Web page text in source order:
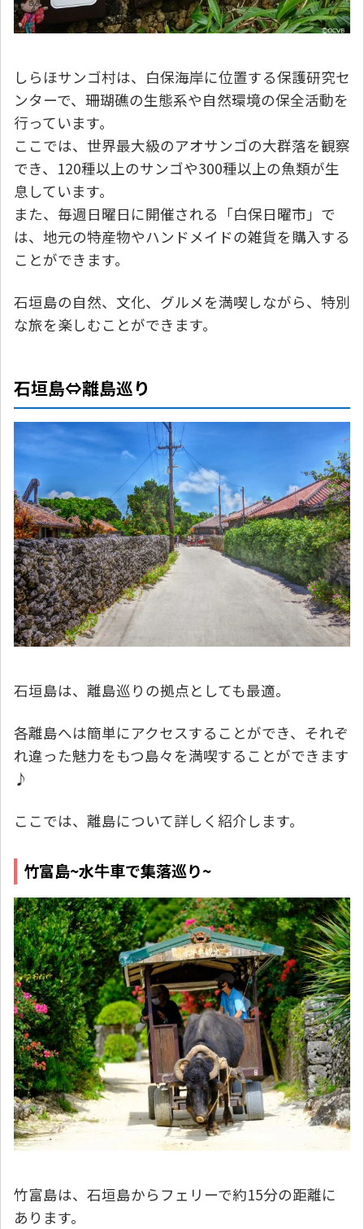
しらほサンゴ村は、白保海岸に位置する保護研究セ
ンターで、珊瑚礁の生態系や自然環境の保全活動を
行っています。
ここでは、世界最大級のアオサンゴの大群落を観察
でき、120種以上のサンゴや300種以上の魚類が生
息しています。
また、毎週日曜日に開催される「白保日曜市」で
は、地元の特産物やハンドメイドの雑貨を購入する
ことができます。
石垣島の自然、文化、グルメを満喫しながら、特別
な旅を楽しむことができます。
石垣島⇔離島巡り
石垣島は、離島巡りの拠点としても最適。
各離島へは簡単にアクセスすることができ、それぞ
れ違った魅力をもつ島々を満喫することができます
♪
ここでは、離島について詳しく紹介します。
竹富島~水牛車で集落巡り~
竹富島は、石垣島からフェリーで約15分の距離に
あります。